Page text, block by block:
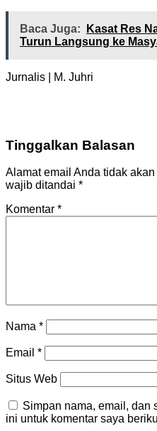
Baca Juga:
Kasat Res
Turun Langsung ke
Jurnalis | M. Juhri
Tinggalkan Balasan
Alamat email Anda tidak
wajib ditandai *
Komentar *
Nama *
Email *
Situs Web
Simpan nama, email, dan
ini untuk komentar saya